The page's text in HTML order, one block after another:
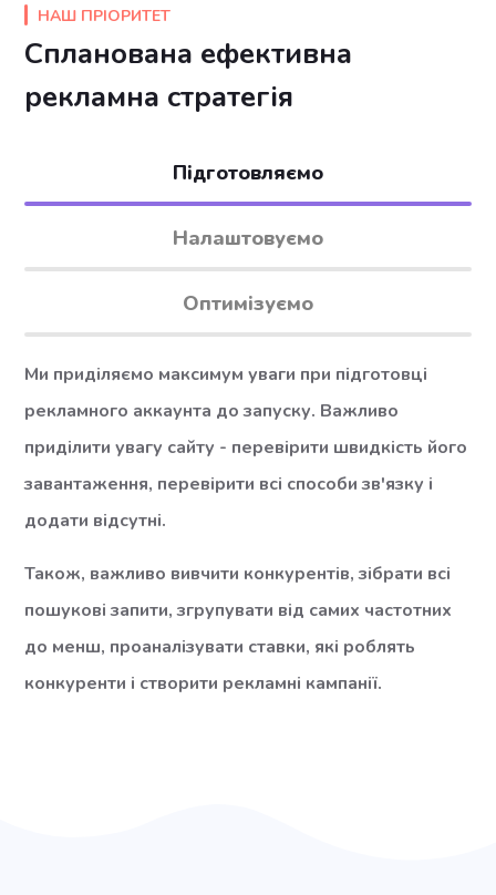
НАШ ПРІОРИТЕТ
Спланована ефективна
рекламна стратегія
Підготовляємо
Налаштовуємо
Оптимізуємо
Ми приділяємо максимум уваги при підготовці
рекламного аккаунта до запуску. Важливо
приділити увагу сайту - перевірити швидкість його
завантаження, перевірити всі способи зв'язку і
додати відсутні.
Також, важливо вивчити конкурентів, зібрати всі
пошукові запити, згрупувати від самих частотних
до менш, проаналізувати ставки, які роблять
конкуренти і створити рекламні кампанії.